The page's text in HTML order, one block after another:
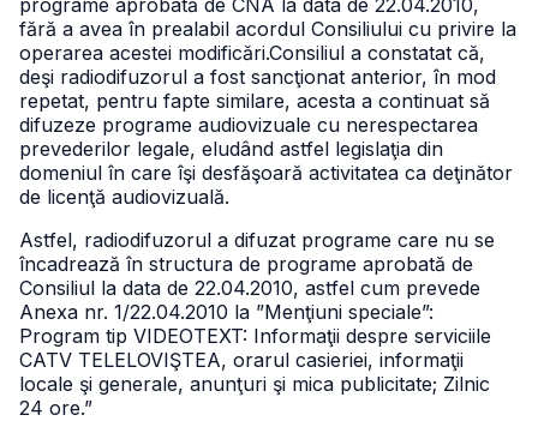
programe aprobată de CNA la data de 22.04.2010,
fără a avea în prealabil acordul Consiliului cu privire la
operarea acestei modificări.Consiliul a constatat că,
deşi radiodifuzorul a fost sancţionat anterior, în mod
repetat, pentru fapte similare, acesta a continuat să
difuzeze programe audiovizuale cu nerespectarea
prevederilor legale, eludând astfel legislaţia din
domeniul în care îşi desfăşoară activitatea ca deţinător
de licenţă audiovizuală.
Astfel, radiodifuzorul a difuzat programe care nu se
încadrează în structura de programe aprobată de
Consiliul la data de 22.04.2010, astfel cum prevede
Anexa nr. 1/22.04.2010 la ”Menţiuni speciale”:
Program tip VIDEOTEXT: Informaţii despre serviciile
CATV TELELOVIŞTEA, orarul casieriei, informaţii
locale şi generale, anunţuri şi mica publicitate; Zilnic
24 ore.”